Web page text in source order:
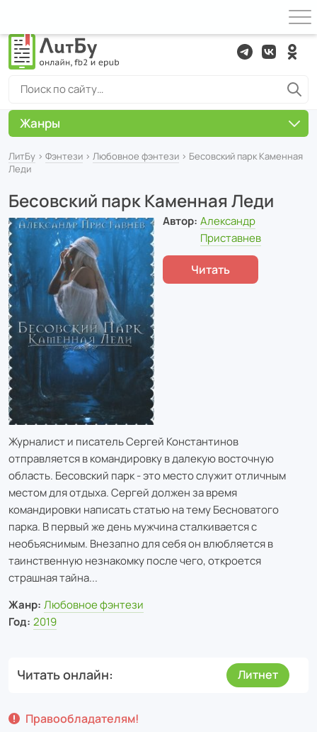
ЛитБу › Фэнтези › Любовное фэнтези › Бесовский парк Каменная
Леди
Бесовский парк Каменная Леди
Автор: Александр
Приставнев
Читать
Журналист и писатель Сергей Константинов
отправляется в командировку в далекую восточную
область. Бесовский парк - это место служит отличным
местом для отдыха. Сергей должен за время
командировки написать статью на тему Бесноватого
парка. В первый же день мужчина сталкивается с
необъяснимым. Внезапно для себя он влюбляется в
таинственную незнакомку после чего, откроется
страшная тайна...
Жанр: Любовное фэнтези
Год: 2019
Читать онлайн Литнет
Правообладателям!
Жанры